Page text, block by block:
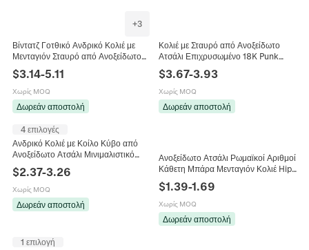
+3
Βίντατζ Γοτθικό Ανδρικό Κολιέ με
Μενταγιόν Σταυρό από Ανοξείδωτο
Ανάγλυφο Μοτίβο
$3.14-5.11
Χωρίς MOQ
Δωρεάν αποστολή
Κολιέ με Σταυρό από Ανοξείδωτο
Ατσάλι Επιχρυσωμένο 18K Punk
Box Βιομηχανικά Κοσμήματα
$3.67-3.93
Χωρίς MOQ
Δωρεάν αποστολή
4 επιλογές
Ανδρικό Κολιέ με Κοίλο Κύβο από
Ανοξείδωτο Ατσάλι Μινιμαλιστικό
Κύβος Κοσμήματα
$2.37-3.26
Χωρίς MOQ
Δωρεάν αποστολή
Ανοξείδωτο Ατσάλι Ρωμαϊκοί Αριθμοί
Κάθετη Μπάρα Μενταγιόν Κολιέ Hip
Hop Unisex Αλυσίδα Box
Μινιμαλιστικά Κοσμήματα
$1.39-1.69
Χωρίς MOQ
Δωρεάν αποστολή
1 επιλογή